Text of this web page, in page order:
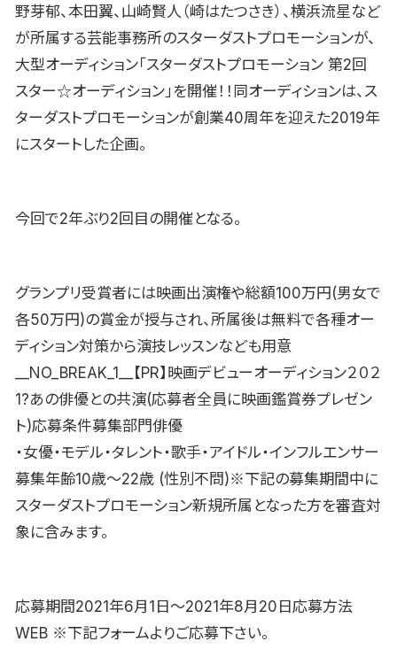
野芽郁、本田翼、山崎賢人（崎はたつさき）、横浜流星など
が所属する芸能事務所のスターダストプロモーションが、
大型オーディション「スターダストプロモーション 第2回
スター☆オーディション」を開催！！同オーディションは、ス
ターダストプロモーションが創業40周年を迎えた2019年
にスタートした企画。
今回で2年ぶり2回目の開催となる。
グランプリ受賞者には映画出演権や総額100万円(男女で
各50万円)の賞金が授与され、所属後は無料で各種オー
ディション対策から演技レッスンなども用意
__NO_BREAK_1__【PR】映画デビューオーディション２０２
1?あの俳優との共演(応募者全員に映画鑑賞券プレゼン
ト)応募条件募集部門俳優
・女優・モデル・タレント・歌手・アイドル・インフルエンサー
募集年齢10歳〜22歳 (性別不問)※下記の募集期間中に
スターダストプロモーション新規所属となった方を審査対
象に含みます。
応募期間2021年6月1日〜2021年8月20日応募方法
WEB ※下記フォームよりご応募下さい。